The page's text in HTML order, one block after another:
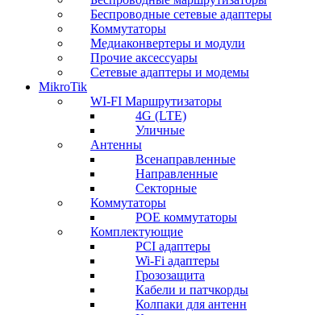
Беспроводные сетевые адаптеры
Коммутаторы
Медиаконвертеры и модули
Прочие аксессуары
Сетевые адаптеры и модемы
MikroTik
WI-FI Маршрутизаторы
4G (LTE)
Уличные
Антенны
Всенаправленные
Направленные
Секторные
Коммутаторы
POE коммутаторы
Комплектующие
PCI адаптеры
Wi-Fi адаптеры
Грозозащита
Кабели и патчкорды
Колпаки для антенн